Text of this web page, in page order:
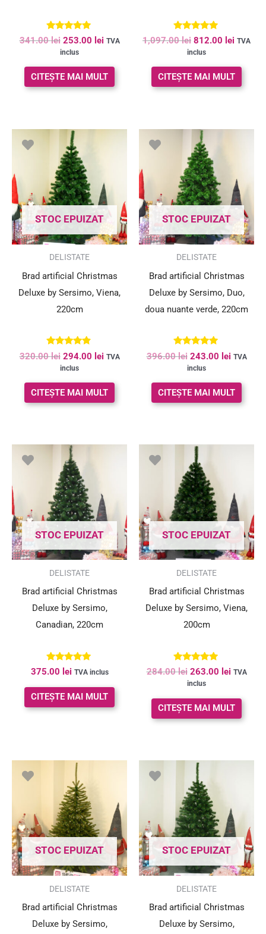
Evaluat la
5.00
din 5
341.00lei 253.00 lei TVA
inclus
CITEȘTE MAI MULT
Evaluat la
5.00
din 5
1,097.00lei 812.00 lei TVA
inclus
CITEȘTE MAI MULT
SUPER PREȚ!
STOC EPUIZAT
DELISTATE
Brad artificial Christmas
Deluxe by Sersimo, Viena,
220cm
Evaluat la
4.67
din 5
320.00lei
Prețul
inițial
a
fost:
320.00 lei.
294.00 lei
294.00 lei.
TVA
inclus
CITEȘTE MAI MULT
SUPER PREȚ!
STOC EPUIZAT
DELISTATE
Brad artificial Christmas
Deluxe by Sersimo, Duo,
doua nuante verde, 220cm
Evaluat la
5.00
din 5
396.00lei
Prețul
inițial
a
fost:
396.00 lei.
243.00 lei TVA
inclus
CITEȘTE MAI MULT
STOC EPUIZAT
DELISTATE
Brad artificial Christmas
Deluxe by Sersimo,
Canadian, 220cm
Evaluat la
5.00
din 5
375.00 lei TVA inclus
CITEȘTE MAI MULT
SUPER PREȚ!
STOC EPUIZAT
DELISTATE
Brad artificial Christmas
Deluxe by Sersimo, Viena,
200cm
Evaluat la
5.00
din 5
284.00lei
Prețul
inițial
a
fost:
284.00 lei.
263.00 lei TVA
inclus
CITEȘTE MAI MULT
STOC EPUIZAT
DELISTATE
Brad artificial Christmas
Deluxe by Sersimo,
Prețul
inițial
fost:
345.00 lei.
STOC EPUIZAT
DELISTATE
Brad artificial Christmas
Deluxe by Sersimo,
Prețul
inițial
a
fost:
239.00 lei.